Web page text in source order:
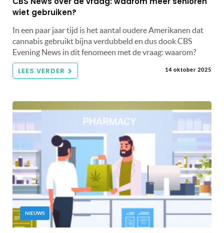
wiet gebruiken?
In een paar jaar tijd is het aantal oudere Amerikanen dat
cannabis gebruikt bijna verdubbeld en dus dook CBS
Evening News in dit fenomeen met de vraag: waarom?
LEES VERDER 14 oktober 2025
NIEUWS